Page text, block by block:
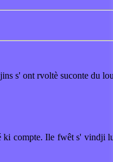
s' ont rvoltè suconte du
compte. Ile fwêt s' vindji